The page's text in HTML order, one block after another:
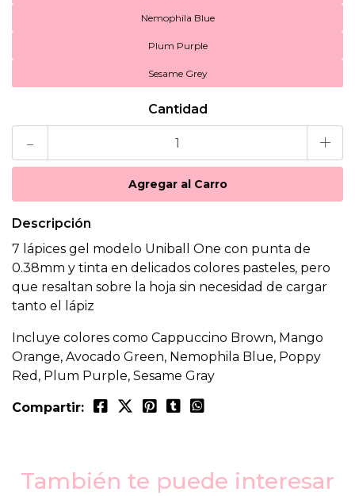
Nemophila Blue
Plum Purple
Sesame Grey
Cantidad
- +
Descripción
7 lápices gel modelo Uniball One con punta de
0.38mm y tinta en delicados colores pasteles, pero
que resaltan sobre la hoja sin necesidad de cargar
tanto el lápiz
Incluye colores como Cappuccino Brown, Mango
Orange, Avocado Green, Nemophila Blue, Poppy
Red, Plum Purple, Sesame Gray
Compartir:
También te puede interesar